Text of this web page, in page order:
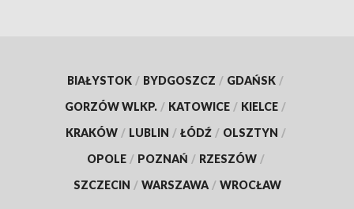
BIAŁYSTOK / BYDGOSZCZ / GDAŃSK /
GORZÓW WLKP. / KATOWICE / KIELCE /
KRAKÓW / LUBLIN / ŁÓDŹ / OLSZTYN /
OPOLE / POZNAŃ / RZESZÓW /
SZCZECIN / WARSZAWA / WROCŁAW